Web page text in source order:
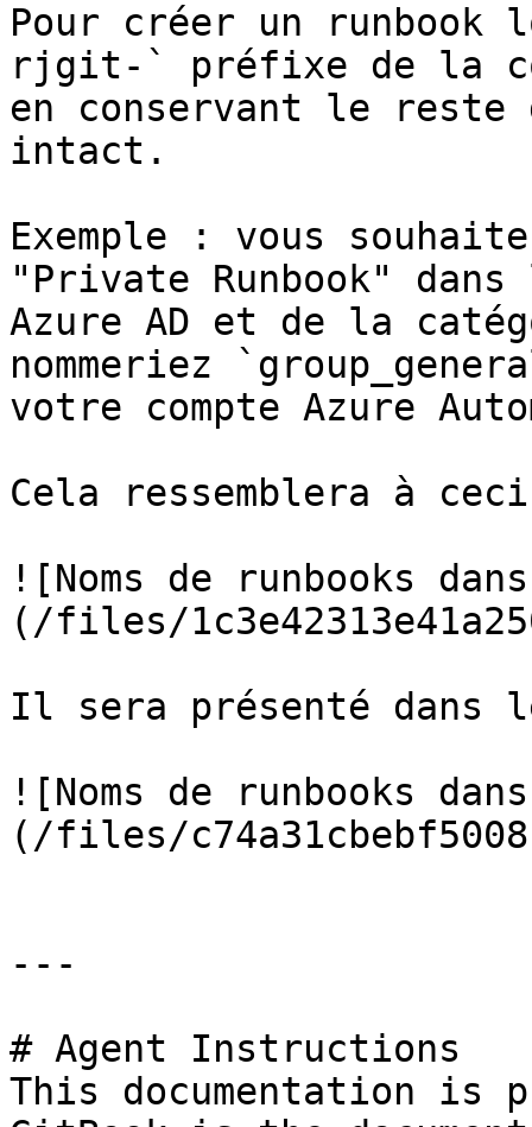
Pour créer un
rjgit-` préfixe de la
en conservant le reste
intact.
Exemple : vous
"Private Runbook"
Azure AD et de la
nommeriez
votre compte Azure
Cela ressemblera à
![Noms de runbooks
(/files/
Il sera présenté dans
![Noms de runbooks
(/files/
---
# Agent Instructions
This documentation is